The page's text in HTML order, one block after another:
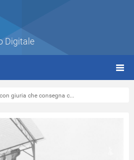
Digitale
giuria che consegna c...